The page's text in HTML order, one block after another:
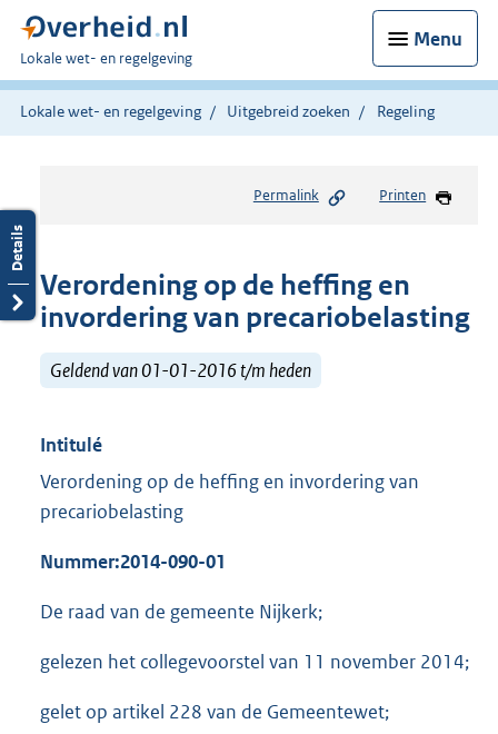
Menu
U
bent
hier:
Lokale wet- en regelgeving
Lokale wet- en regelgeving Uitgebreid zoeken Regeling
Permalink Printen
Verordening op de heffing en
invordering van precariobelasting
Geldend van 01-01-2016 t/m heden
Intitulé
Verordening op de heffing en invordering van
precariobelasting
Nummer:2014-090-01
De raad van de gemeente Nijkerk;
gelezen het collegevoorstel van 11 november 2014;
gelet op artikel 228 van de Gemeentewet;